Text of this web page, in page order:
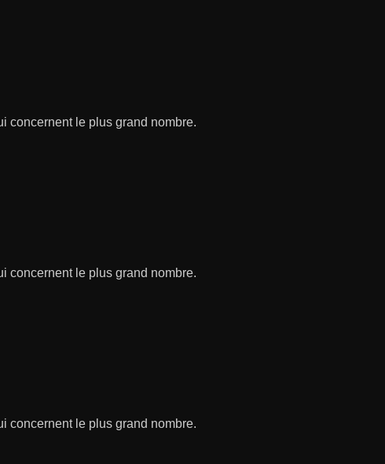
concernent le plus grand nombre.
concernent le plus grand nombre.
concernent le plus grand nombre.